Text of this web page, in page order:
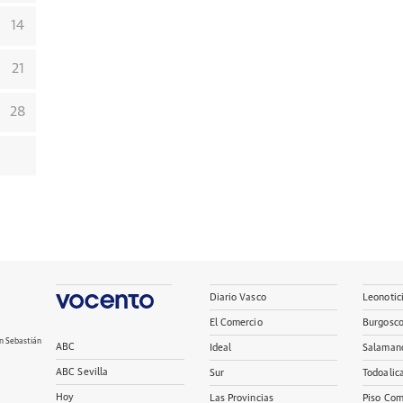
14
21
28
Sebastián
ABC
ABC Sevilla
Hoy
Diario Vasco
El Comercio
Ideal
Sur
Las Provincias Piso